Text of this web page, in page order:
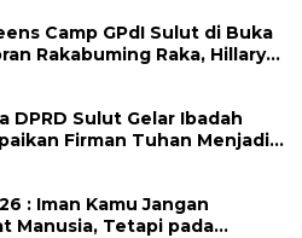
Camp GPdI Sulut di Buka
Rakabuming Raka, Hillary
Sulut Gelar Ibadah
Firman Tuhan Menjadi
: Iman Kamu Jangan
Manusia, Tetapi pada